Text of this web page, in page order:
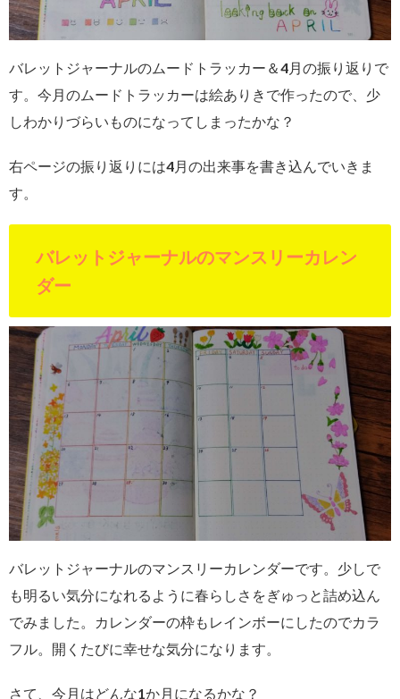
バレットジャーナルのムードトラッカー＆4月の振り返りで
す。今月のムードトラッカーは絵ありきで作ったので、少
しわかりづらいものになってしまったかな？
右ページの振り返りには4月の出来事を書き込んでいきま
す。
バレットジャーナルのマンスリーカレン
ダー
バレットジャーナルのマンスリーカレンダーです。少しで
も明るい気分になれるように春らしさをぎゅっと詰め込ん
でみました。カレンダーの枠もレインボーにしたのでカラ
フル。開くたびに幸せな気分になります。
さて、今月はどんな1か月になるかな？